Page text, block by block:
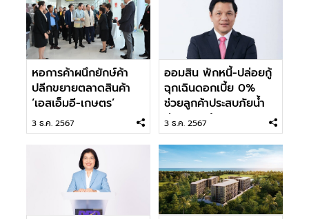
หอการค้าผนึกยักษ์ค้า
ปลีกขยายตลาดสินค้า
‘เอสเอ็มอี-เกษตร’
3 ธ.ค. 2567
ออมสิน พักหนี้-ปล่อยกู้
ฉุกเฉินดอกเบี้ย 0%
ช่วยลูกค้าประสบภัยน้ำ
ท่วมภาคใต้
3 ธ.ค. 2567